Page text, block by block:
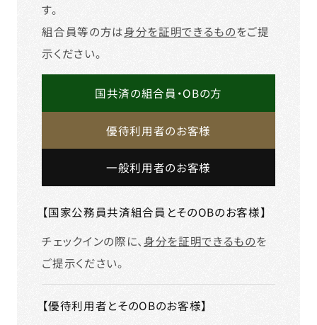
す。
組合員等の方は身分を証明できるものをご提
示ください。
国共済の組合員・OBの方
優待利用者のお客様
一般利用者のお客様
【国家公務員共済組合員とそのOBのお客様】
チェックインの際に、身分を証明できるものを
ご提示ください。
【優待利用者とそのOBのお客様】